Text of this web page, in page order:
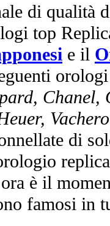
di qualità
top
e il
Chanel,
di
è il
famosi in